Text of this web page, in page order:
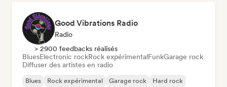
Good Vibrations Radio
Radio
> 2900 feedbacks réalisés
BluesElectronic rockRock expérimentalFunkGarage rock
Diffuser des artistes en radio
Blues Rock expérimental Garage rock
Hard rock